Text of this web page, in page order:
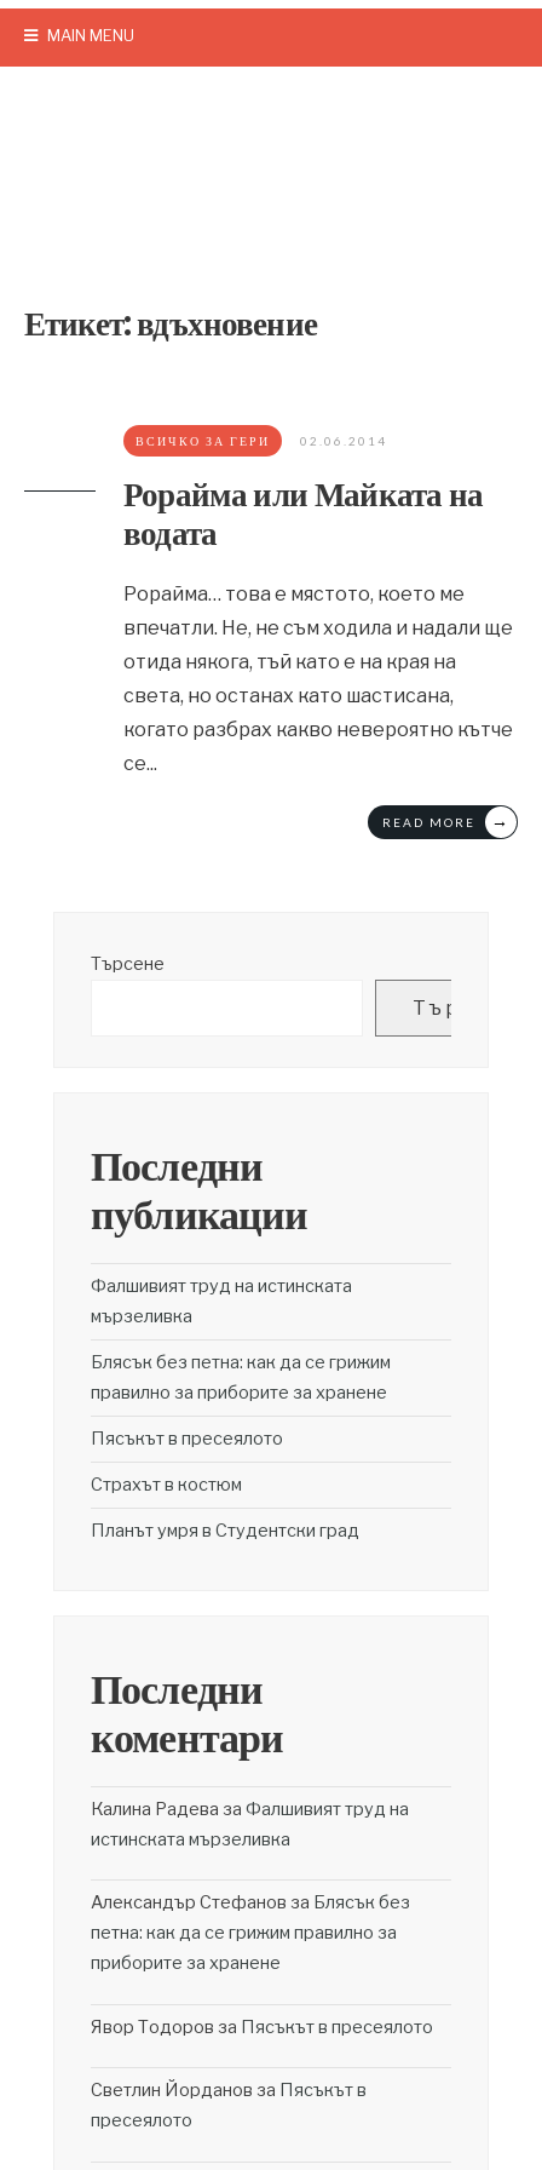
MAIN MENU
Етикет:вдъхновение
ВСИЧКО ЗА ГЕРИ 02.06.2014
Рорайма или Майката на
водата
Рорайма… това е мястото, което ме
впечатли. Не, не съм ходила и надали ще
отида някога, тъй като е на края на
света, но останах като шастисана,
когато разбрах какво невероятно кътче
се...
READ MORE →
Търсене
Търсене
Последни
публикации
Фалшивият труд на истинската
мързеливка
Блясък без петна: как да се грижим
правилно за приборите за хранене
Пясъкът в пресеялото
Страхът в костюм
Планът умря в Студентски град
Последни
коментари
Калина Радева за Фалшивият труд на
истинската мързеливка
Александър Стефанов за Блясък без
петна: как да се грижим правилно за
приборите за хранене
Явор Тодоров за Пясъкът в пресеялото
Светлин Йорданов за Пясъкът в
пресеялото